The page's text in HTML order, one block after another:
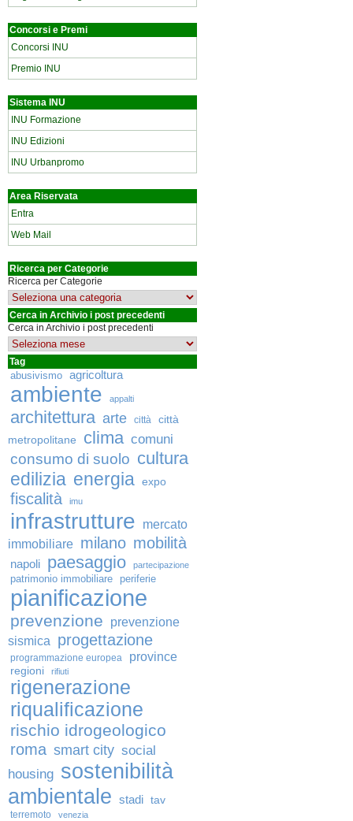
Concorsi e Premi
Concorsi INU
Premio INU
Sistema INU
INU Formazione
INU Edizioni
INU Urbanpromo
Area Riservata
Entra
Web Mail
Ricerca per Categorie
Ricerca per Categorie
Cerca in Archivio i post precedenti
Cerca in Archivio i post precedenti
Tag
abusivismo agricoltura
ambiente appalti
architettura arte città
città
metropolitane
clima comuni
consumo di suolo cultura
edilizia energia expo
fiscalità imu
infrastrutture
mercato
immobiliare milano mobilità
napoli paesaggio partecipazione
patrimonio immobiliare periferie
pianificazione
prevenzione
prevenzione
sismica
progettazione
programmazione europea province
regioni rifiuti
rigenerazione
riqualificazione
rischio idrogeologico
roma smart city social
housing sostenibilità
ambientale stadi tav
terremoto venezia